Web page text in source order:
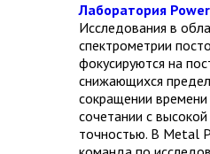
Лаборатория
Исследования в
спектрометрии
фокусируются на
снижающихся
сокращении времени
сочетании с
точностью. В Metal